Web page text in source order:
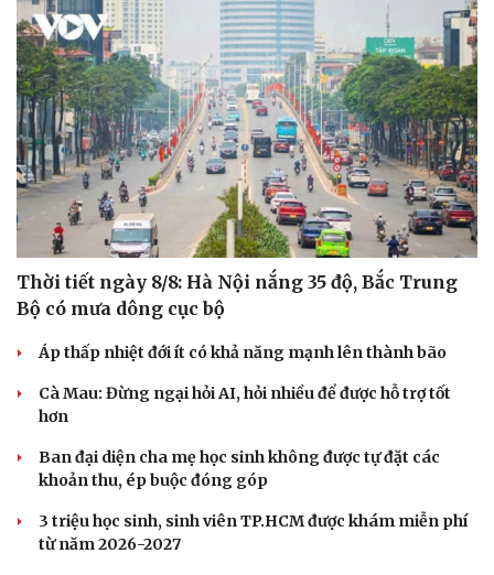
Thời tiết ngày 8/8: Hà Nội nắng 35 độ, Bắc Trung
Bộ có mưa dông cục bộ
Áp thấp nhiệt đới ít có khả năng mạnh lên thành bão
Cà Mau: Đừng ngại hỏi AI, hỏi nhiều để được hỗ trợ tốt
hơn
Ban đại diện cha mẹ học sinh không được tự đặt các
khoản thu, ép buộc đóng góp
3 triệu học sinh, sinh viên TP.HCM được khám miễn phí
từ năm 2026-2027